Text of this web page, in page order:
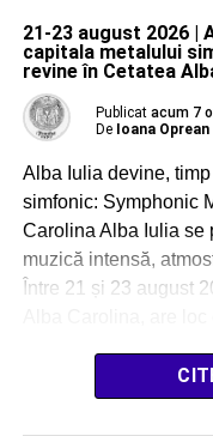
21-23 august 2026 |
capitala metalului
revine în Cetatea
Publicat acum 7
De Ioana Oprean
Alba Iulia devine,
simfonic: Symphonic
Carolina Alba Iulia se
muzică intensă,
Între 21 și 23 august